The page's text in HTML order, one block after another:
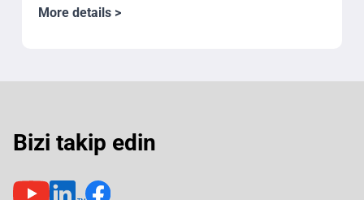
More details >
Bizi takip edin